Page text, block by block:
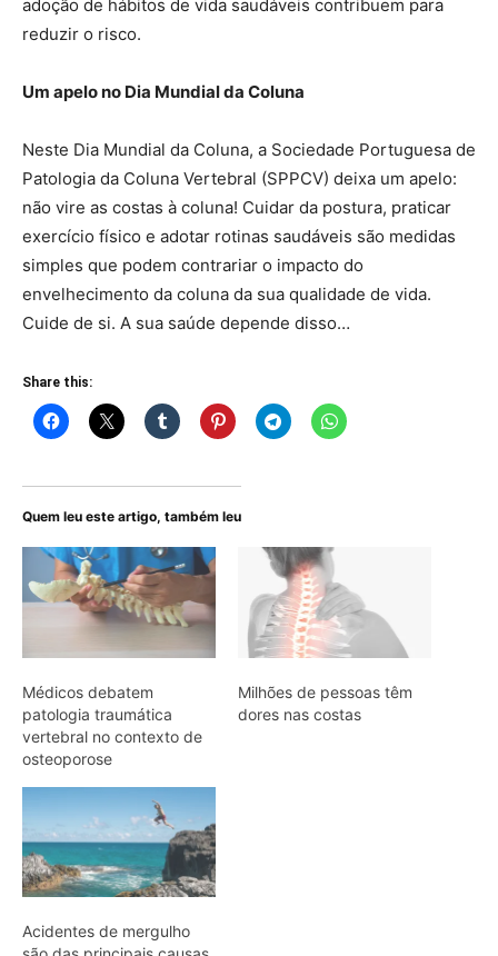
adoção de hábitos de vida saudáveis contribuem para
reduzir o risco.
Um apelo no Dia Mundial da Coluna
Neste Dia Mundial da Coluna, a Sociedade Portuguesa de
Patologia da Coluna Vertebral (SPPCV) deixa um apelo:
não vire as costas à coluna! Cuidar da postura, praticar
exercício físico e adotar rotinas saudáveis são medidas
simples que podem contrariar o impacto do
envelhecimento da coluna da sua qualidade de vida.
Cuide de si. A sua saúde depende disso…
Share this:
Quem leu este artigo, também leu
Médicos debatem
patologia traumática
vertebral no contexto de
osteoporose
Milhões de pessoas têm
dores nas costas
Acidentes de mergulho